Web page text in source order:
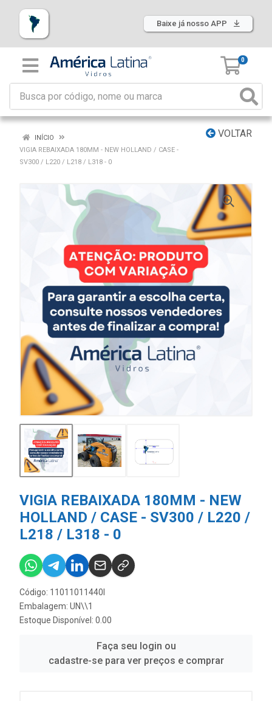
Baixe já nosso APP
0
VOLTAR
INÍCIO
VIGIA REBAIXADA 180MM - NEW HOLLAND / CASE -
SV300 / L220 / L218 / L318 - 0
VIGIA REBAIXADA 180MM - NEW
HOLLAND / CASE - SV300 / L220 /
L218 / L318 - 0
Código: 11011011440I
Embalagem: UN\\1
Estoque Disponível: 0.00
Faça seu login ou
cadastre-se para ver preços e comprar